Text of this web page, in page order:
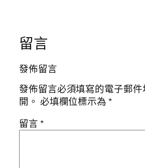
留言
發佈留言
發佈留言必須填寫的電子郵
開。 必填欄位標示為*
留言*